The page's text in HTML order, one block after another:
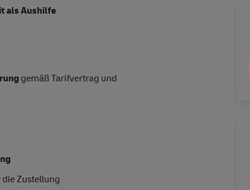
als Aushilfe
gemäß Tarifvertrag und
Zustellung